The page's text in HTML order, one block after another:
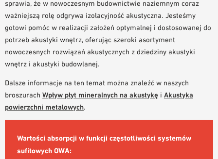
Serwis
PLIKI DO POBRANIA
DEKLARACJA WŁAŚCIWOŚCI UŻYTKOWYCH (DOP)
BIBLIOTEKA BIM/REVIT
WIDEO
ZAMÓWIENIE PRÓBKI
sprawia, że w nowoczesnym budownictwie naziemnym coraz
ważniejszą rolę odgrywa izolacyjność akustyczna. Jesteśmy
gotowi pomóc w realizacji założeń optymalnej i dostosowanej do
potrzeb akustyki wnętrz, oferując szeroki asortyment
nowoczesnych rozwiązań akustycznych z dziedziny akustyki
wnętrz i akustyki budowlanej.
Dalsze informacje na ten temat można znaleźć w naszych
broszurach Wpływ płyt mineralnych na akustykę i Akustyka
powierzchni metalowych.
Wartości absorpcji w funkcji częstotliwości systemów
sufitowych OWA: